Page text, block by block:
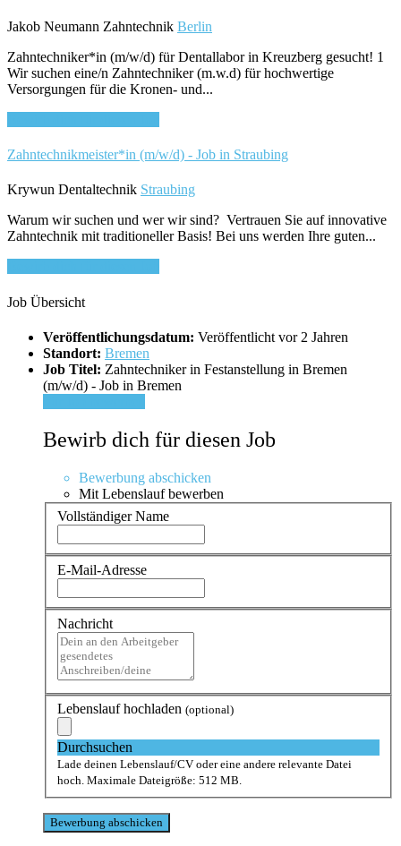
Jakob Neumann Zahntechnik Berlin
Zahntechniker*in (m/w/d) für Dentallabor in Kreuzberg gesucht! 1
Wir suchen eine/n Zahntechniker (m.w.d) für hochwertige
Versorgungen für die Kronen- und...
Zahntechnikmeister*in (m/w/d) - Job in Straubing
Krywun Dentaltechnik Straubing
Warum wir suchen und wer wir sind? Vertrauen Sie auf innovative
Zahntechnik mit traditioneller Basis! Bei uns werden Ihre guten...
Job Übersicht
Veröffentlichungsdatum: Veröffentlicht vor 2 Jahren
Standort: Bremen
Job Titel: Zahntechniker in Festanstellung in Bremen
(m/w/d) - Job in Bremen
Bewirb dich für diesen Job
Bewerbung abschicken
Mit Lebenslauf bewerben
Vollständiger Name
E-Mail-Adresse
Nachricht
Lebenslauf hochladen (optional)
Durchsuchen
Lade deinen Lebenslauf/CV oder eine andere relevante Datei
hoch. Maximale Dateigröße: 512 MB.